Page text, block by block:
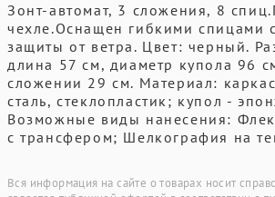
Зонт-автомат, 3 сложения, 8
чехле.Оснащен гибкими спицами
защиты от ветра. Цвет: черный.
длина 57 см, диаметр купола 96
сложении 29 см. Материал:
сталь, стеклопластик; купол -
Возможные виды нанесения:
с трансфером; Шелкография на
Вся информация на сайте о товарах носит